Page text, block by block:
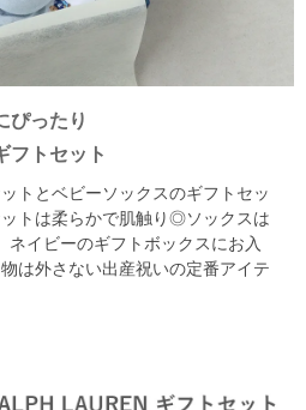
ぴったり
フトセット
トとベビーソックスのギフトセッ
トは柔らかで肌触り◎ソックスは
ネイビーのギフトボックスにお入
物は外さない出産祝いの定番アイテ